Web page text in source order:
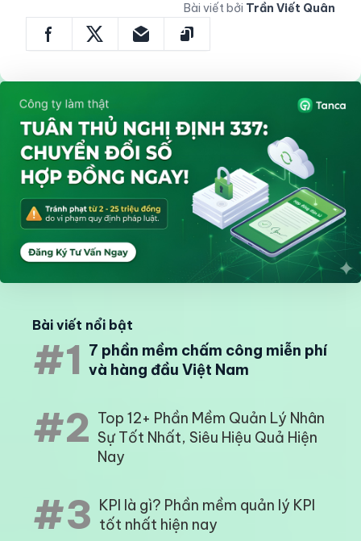
Bài viết bởi Trần Viết Quân
Bài viết nổi bật
#1 7 phần mềm chấm công miễn phí
và hàng đầu Việt Nam
#2 Top 12+ Phần Mềm Quản Lý Nhân
Sự Tốt Nhất, Siêu Hiệu Quả Hiện
Nay
#3 KPI là gì? Phần mềm quản lý KPI
tốt nhất hiện nay